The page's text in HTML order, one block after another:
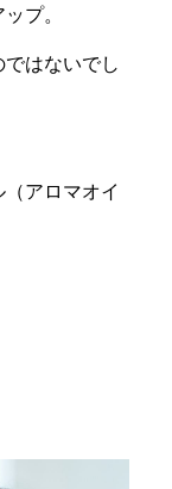
プ。
はないでし
アロマオイ